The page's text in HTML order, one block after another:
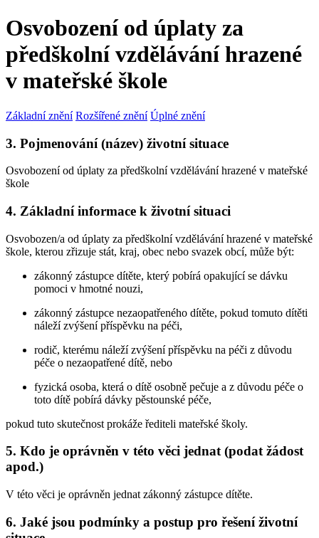
Osvobození od úplaty za
předškolní vzdělávání hrazené
v mateřské škole
Základní znění Rozšířené znění Úplné znění
3. Pojmenování (název) životní situace
Osvobození od úplaty za předškolní vzdělávání hrazené v mateřské
škole
4. Základní informace k životní situaci
Osvobozen/a od úplaty za předškolní vzdělávání hrazené v mateřské
škole, kterou zřizuje stát, kraj, obec nebo svazek obcí, může být:
zákonný zástupce dítěte, který pobírá opakující se dávku
pomoci v hmotné nouzi,
zákonný zástupce nezaopatřeného dítěte, pokud tomuto dítěti
náleží zvýšení příspěvku na péči,
rodič, kterému náleží zvýšení příspěvku na péči z důvodu
péče o nezaopatřené dítě, nebo
fyzická osoba, která o dítě osobně pečuje a z důvodu péče o
toto dítě pobírá dávky pěstounské péče,
pokud tuto skutečnost prokáže řediteli mateřské školy.
5. Kdo je oprávněn v této věci jednat (podat žádost
apod.)
V této věci je oprávněn jednat zákonný zástupce dítěte.
6. Jaké jsou podmínky a postup pro řešení životní